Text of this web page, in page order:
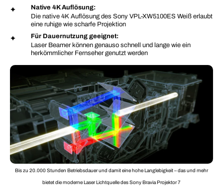
Native 4K Auflösung:
Die native 4K Auflösung des Sony VPL-XW5100ES Weiß erlaubt
eine ruhige wie scharfe Projektion
Für Dauernutzung geeignet:
Laser Beamer können genauso schnell und lange wie ein
herkömmlicher Fernseher genutzt werden
Bis zu 20.000 Stunden Betriebsdauer und damit eine hohe Langlebigkeit – das und mehr
bietet die moderne Laser Lichtquelle des Sony Bravia Projektor 7